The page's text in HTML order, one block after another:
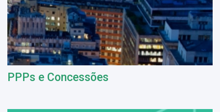
PPPs e Concessões